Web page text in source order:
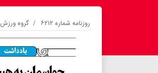
روزنامه شماره ۶۲۱۲ گروه ورزش